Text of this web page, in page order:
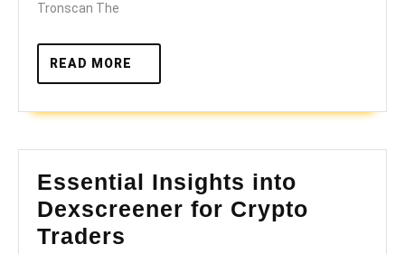
Tronscan The
READ MORE
MORE
Essential Insights into
Dexscreener for Crypto
Traders